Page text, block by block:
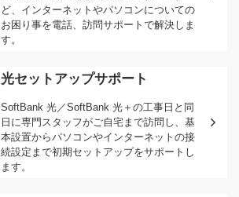
ど、インターネットやパソコンについての
お困り事を電話、訪問サポートで解決しま
す。
光セットアップサポート
SoftBank 光／SoftBank 光＋の工事日と同
日に専門スタッフがご自宅まで訪問し、基
本設置からパソコンやインターネットの接
続設定まで初期セットアップをサポートし
ます。